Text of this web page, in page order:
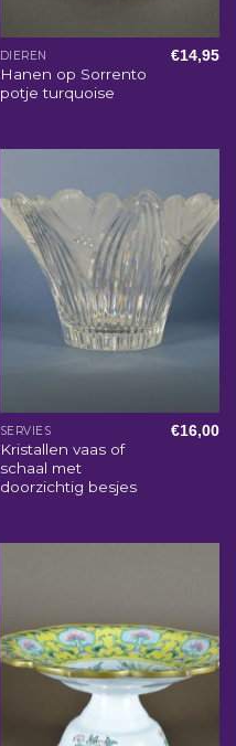
DIEREN
Hanen op Sorrento
potje turquoise
€14,95
SERVIES
Kristallen vaas of
schaal met
doorzichtig besjes
€16,00